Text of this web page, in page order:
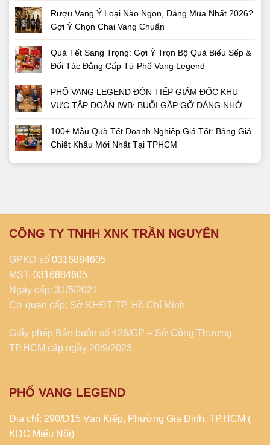
Rượu Vang Ý Loại Nào Ngon, Đáng Mua Nhất 2026?
Gợi Ý Chọn Chai Vang Chuẩn
Quà Tết Sang Trọng: Gợi Ý Trọn Bộ Quà Biếu Sếp &
Đối Tác Đẳng Cấp Từ Phố Vang Legend
PHỐ VANG LEGEND ĐÓN TIẾP GIÁM ĐỐC KHU
VỰC TẬP ĐOÀN IWB: BUỔI GẶP GỠ ĐÁNG NHỚ
100+ Mẫu Quà Tết Doanh Nghiệp Giá Tốt: Bảng Giá
Chiết Khấu Mới Nhất Tại TPHCM
CÔNG TY TNHH XNK TRẦN NGUYÊN
GPKD số 0316884605
MST: 0316884605
Ngày cấp: 31/5/2021
Cơ quan cấp: Sở KHĐT TP. Hồ Chí Minh
Giấy phép Bán buôn số 426/GP – Sở Công Thương
TP.HCM cấp ngày 20/9/2023
PHỐ VANG LEGEND
Địa chỉ: 290/D15 Vạn Kiếp, Phường Gia Định, TP.HCM (
KDC Miếu Nổi)